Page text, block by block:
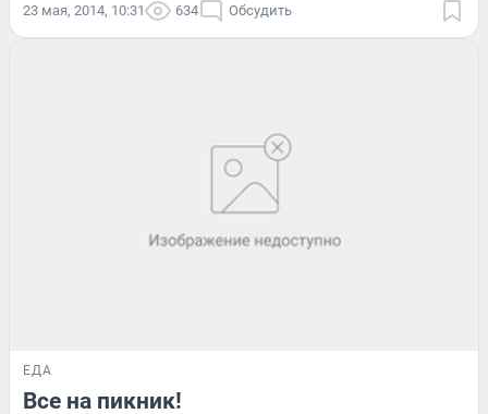
23 мая, 2014, 10:31 634 Обсудить
ЕДА
Все на пикник!